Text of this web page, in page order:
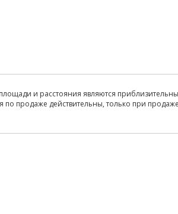
и расстояния являются
продаже действительны, только при